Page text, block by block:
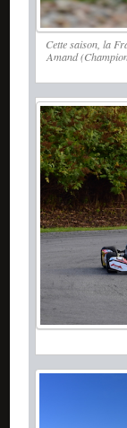
Cette saison, la
Amand